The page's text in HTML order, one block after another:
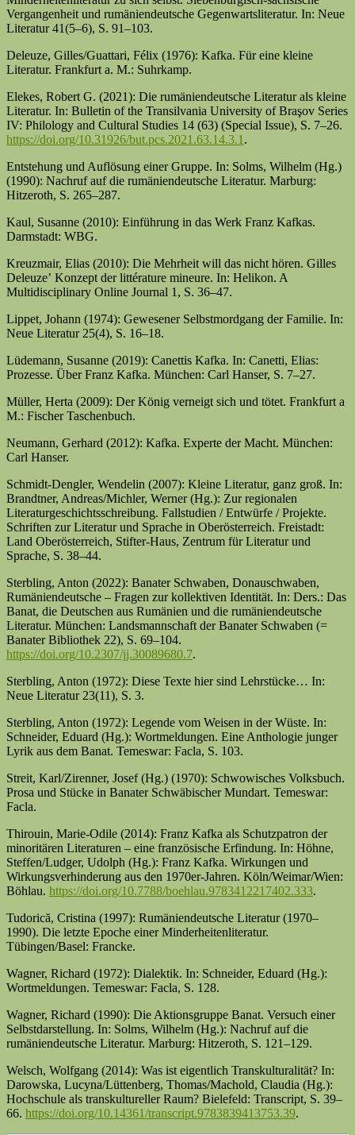
Vergangenheit und rumäniendeutsche Gegenwartsliteratur. In: Neue
Literatur 41(5–6), S. 91–103.
Deleuze, Gilles/Guattari, Félix (1976): Kafka. Für eine kleine
Literatur. Frankfurt a. M.: Suhrkamp.
Elekes, Robert G. (2021): Die rumäniendeutsche Literatur als kleine
Literatur. In: Bulletin of the Transilvania University of Braşov Series
IV: Philology and Cultural Studies 14 (63) (Special Issue), S. 7–26.
https://doi.org/10.31926/but.pcs.2021.63.14.3.1 .
Entstehung und Auflösung einer Gruppe. In: Solms, Wilhelm (Hg.)
(1990): Nachruf auf die rumäniendeutsche Literatur. Marburg:
Hitzeroth, S. 265–287.
Kaul, Susanne (2010): Einführung in das Werk Franz Kafkas.
Darmstadt: WBG.
Kreuzmair, Elias (2010): Die Mehrheit will das nicht hören. Gilles
Deleuzeʼ Konzept der littérature mineure. In: Helikon. A
Multidisciplinary Online Journal 1, S. 36–47.
Lippet, Johann (1974): Gewesener Selbstmordgang der Familie. In:
Neue Literatur 25(4), S. 16–18.
Lüdemann, Susanne (2019): Canettis Kafka. In: Canetti, Elias:
Prozesse. Über Franz Kafka. München: Carl Hanser, S. 7–27.
Müller, Herta (2009): Der König verneigt sich und tötet. Frankfurt a
M.: Fischer Taschenbuch.
Neumann, Gerhard (2012): Kafka. Experte der Macht. München:
Carl Hanser.
Schmidt-Dengler, Wendelin (2007): Kleine Literatur, ganz groß. In:
Brandtner, Andreas/Michler, Werner (Hg.): Zur regionalen
Literaturgeschichtsschreibung. Fallstudien / Entwürfe / Projekte.
Schriften zur Literatur und Sprache in Oberösterreich. Freistadt:
Land Oberösterreich, Stifter-Haus, Zentrum für Literatur und
Sprache, S. 38–44.
Sterbling, Anton (2022): Banater Schwaben, Donauschwaben,
Rumäniendeutsche – Fragen zur kollektiven Identität. In: Ders.: Das
Banat, die Deutschen aus Rumänien und die rumäniendeutsche
Literatur. München: Landsmannschaft der Banater Schwaben (=
Banater Bibliothek 22), S. 69–104.
https://doi.org/10.2307/jj.30089680.7.
Sterbling, Anton (1972): Diese Texte hier sind Lehrstücke… In:
Neue Literatur 23(11), S. 3.
Sterbling, Anton (1972): Legende vom Weisen in der Wüste. In:
Schneider, Eduard (Hg.): Wortmeldungen. Eine Anthologie junger
Lyrik aus dem Banat. Temeswar: Facla, S. 103.
Streit, Karl/Zirenner, Josef (Hg.) (1970): Schwowisches Volksbuch.
Prosa und Stücke in Banater Schwäbischer Mundart. Temeswar:
Facla.
Thirouin, Marie-Odile (2014): Franz Kafka als Schutzpatron der
minoritären Literaturen – eine französische Erfindung. In: Höhne,
Steffen/Ludger, Udolph (Hg.): Franz Kafka. Wirkungen und
Wirkungsverhinderung aus den 1970er-Jahren. Köln/Weimar/Wien:
Böhlau. https://doi.org/10.7788/boehlau.9783412217402.333.
Tudorică, Cristina (1997): Rumäniendeutsche Literatur (1970–
1990). Die letzte Epoche einer Minderheitenliteratur.
Tübingen/Basel: Francke.
Wagner, Richard (1972): Dialektik. In: Schneider, Eduard (Hg.):
Wortmeldungen. Temeswar: Facla, S. 128.
Wagner, Richard (1990): Die Aktionsgruppe Banat. Versuch einer
Selbstdarstellung. In: Solms, Wilhelm (Hg.): Nachruf auf die
rumäniendeutsche Literatur. Marburg: Hitzeroth, S. 121–129.
Welsch, Wolfgang (2014): Was ist eigentlich Transkulturalität? In:
Darowska, Lucyna/Lüttenberg, Thomas/Machold, Claudia (Hg.):
Hochschule als transkultureller Raum? Bielefeld: Transcript, S. 39–
66. https://doi.org/10.14361/transcript.9783839413753.39.